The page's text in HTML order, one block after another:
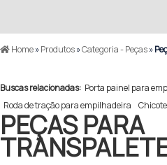
Home»Produtos»Categoria - Peças»
Buscas relacionadas: Porta painel para
Roda de tração para empilhadeira
PEÇAS PARA